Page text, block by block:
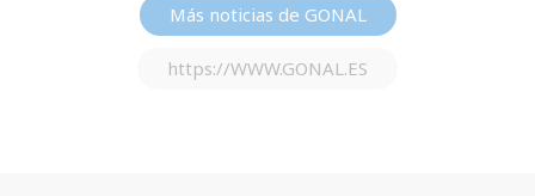
Más noticias de GONAL
https://WWW.GONAL.ES